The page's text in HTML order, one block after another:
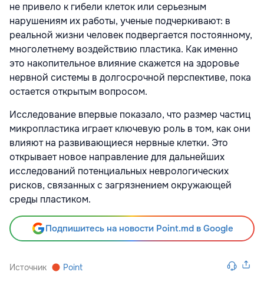
не привело к гибели клеток или серьезным
нарушениям их работы, ученые подчеркивают: в
реальной жизни человек подвергается постоянному,
многолетнему воздействию пластика. Как именно
это накопительное влияние скажется на здоровье
нервной системы в долгосрочной перспективе, пока
остается открытым вопросом.
Исследование впервые показало, что размер частиц
микропластика играет ключевую роль в том, как они
влияют на развивающиеся нервные клетки. Это
открывает новое направление для дальнейших
исследований потенциальных неврологических
рисков, связанных с загрязнением окружающей
среды пластиком.
Подпишитесь на новости Point.md в Google
Источник Point